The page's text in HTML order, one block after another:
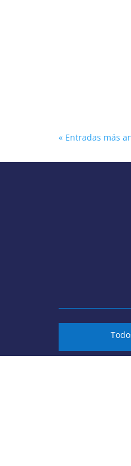
« Entradas más